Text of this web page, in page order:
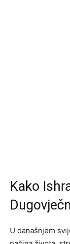
Kako
U današnjem